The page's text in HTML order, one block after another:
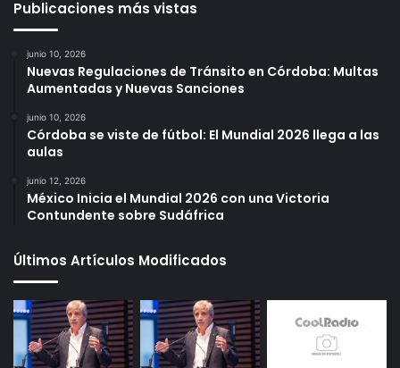
Publicaciones más vistas
junio 10, 2026
Nuevas Regulaciones de Tránsito en Córdoba: Multas
Aumentadas y Nuevas Sanciones
junio 10, 2026
Córdoba se viste de fútbol: El Mundial 2026 llega a las
aulas
junio 12, 2026
México Inicia el Mundial 2026 con una Victoria
Contundente sobre Sudáfrica
Últimos Artículos Modificados